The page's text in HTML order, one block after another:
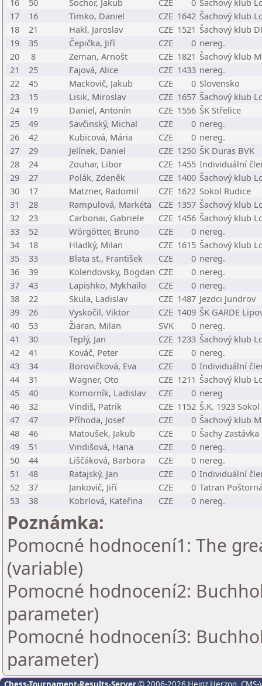
16
50 Sochor, Jakub CZE 0 Šachový klub
17
16 Timko, Daniel CZE 1642 Šachový klub
18
21 Hakl, Jaroslav CZE 1521 Šachový klub
19
35 Čepička, Jiří CZE 0 nereg.
20
8 Zeman, Arnošt CZE 1821 Šachový klub
21
25 Fajová, Alice CZE 1433 nereg.
22
45 Mackovič, Jakub CZE 0 Slovensko
23
15 Lisik, Miroslav CZE 1657 Šachový klub
24
19 Daniel, Antonín CZE 1556 ŠK Střelice
25
49 Savčinský, Michal CZE 0 nereg.
26
42 Kubicová, Mária CZE 0 nereg.
27
29 Jelínek, Daniel CZE 1250 ŠK Duras BVK
28
24 Zouhar, Libor CZE 1455 Individuální
29
27 Polák, Zdeněk CZE 1400 Šachový klub
30
17 Matzner, Radomil CZE 1622 Sokol Rudice
31
28 Rampulová, Markéta CZE 1357 Šachový klub
32
23 Carbonai, Gabriele CZE 1456 Šachový klub
33
52 Wörgötter, Bruno CZE 0 nereg.
34
18 Hladký, Milan CZE 1615 Šachový klub
35
33 Blata st., František CZE 0 nereg.
36
39 Kolendovsky, Bogdan CZE 0 nereg.
37
43 Lapishko, Mykhailo CZE 0 nereg.
38
22 Skula, Ladislav CZE 1487 Jezdci Jundrov
39
26 Vyskočil, Viktor CZE 1409 ŠK GARDE
40
53 Žiaran, Milan SVK 0 nereg.
41
30 Teplý, Jan CZE 1233 Šachový klub
42
41 Kováč, Peter CZE 0 nereg.
43
34 Borovičková, Eva CZE 0 Individuální
44
31 Wagner, Oto CZE 1211 Šachový klub
45
40 Komorník, Ladislav CZE 0 nereg
46
32 Vindiš, Patrik CZE 1152 Š.K. 1923
47
47 Příhoda, Josef CZE 0 Šachový klub
48
46 Matoušek, Jakub CZE 0 Šachy Zastávka
49
51 Vindišová, Hana CZE 0 nereg.
50
44 Liščáková, Barbora CZE 0 nereg.
51
48 Ratajský, Jan CZE 0 Individuální
52
37 Jankovič, Jiří CZE 0 Tatran
53
38 Kobrlová, Kateřina CZE 0 nereg.
Poznámka:
Pomocné hodnocení1: The
(variable)
Pomocné hodnocení2:
parameter)
Pomocné hodnocení3:
parameter)